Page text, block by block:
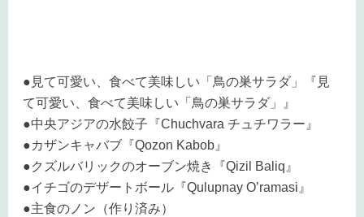
●見て可愛い、食べて美味しい「鳥の巣サラダ」『見
て可愛い、食べて美味しい「鳥の巣サラダ」』
●中央アジアの水餃子『Chuchvara チュチワラー』
●カザンキャバブ『Qozon Kabob』
●クズルバリックのオーブン焼き『Qizil Baliq』
●イチゴのデザートボール『Qulupnay O’ramasi』
●主食のノン（作り済み）